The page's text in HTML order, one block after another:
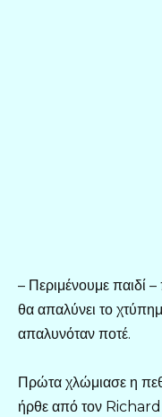
– Περιμένουμε παιδί
θα απαλύνει το
απαλυνόταν ποτέ.
Πρώτα χλώμιασε η
ήρθε από τον